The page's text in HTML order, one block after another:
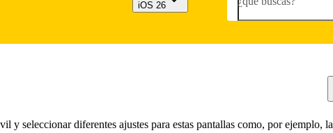
iOS 26
y seleccionar diferentes ajustes para estas pantallas como, por ejemplo, la